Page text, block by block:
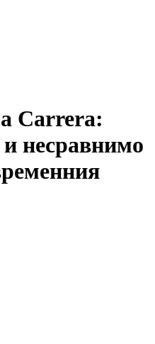
Carrera:
несравнимо